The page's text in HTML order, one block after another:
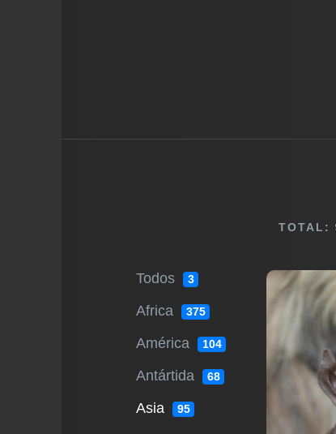
TOTAL:
Todos 3
Africa 375
América 104
Antártida 68
Asia 95